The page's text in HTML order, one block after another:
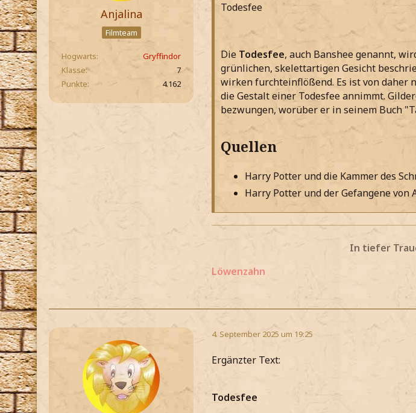
Anjalina
Filmteam
Hogwarts
Gryffindor
Klasse
7
Punkte
4.162
Todesfee
Die Todesfee, auch Banshee genannt,
grünlichen, skelettartigen Gesicht
wirken furchteinflößend. Es ist von daher
die Gestalt einer Todesfee annimmt.
bezwungen, worüber er in seinem Buch
Quellen
Harry Potter und die Kammer des
Harry Potter und der Gefangene
In tiefer
Löwenzahn
4. September 2025 um 19:25
Ergänzter Text:
Todesfee